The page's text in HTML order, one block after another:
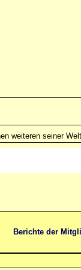
weiteren seiner
Berichte der